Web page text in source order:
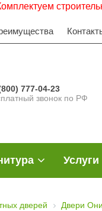
строительные
777-04-23
звонок по РФ
Услуги
дверей Двери